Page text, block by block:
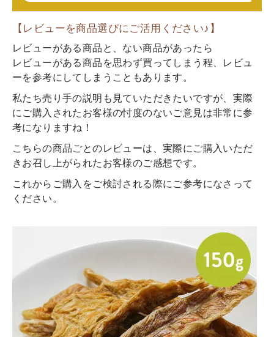
【レビューを商品選びにご活用ください♪】
レビューがある商品と、ない商品があったら
レビューがある商品を思わず買ってしまう程、レビュ
ーを参考にしてしまうこともあります。
私たち売り手の説明も見ていただきたいですが、実際
にご購入されたお客様の忖度のないご意見は非常に参
考になりますね！
こちらの商品ごとのレビューは、実際にご購入いただ
きお召し上がられたお客様のご感想です。
これからご購入をご検討される際にご参考になさって
ください。